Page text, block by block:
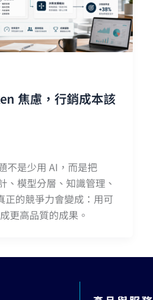
焦慮，行銷成本該
不是少用 AI，而是把
模型分層、知識管理、
正的競爭力會變成：用可
更高品質的成果。